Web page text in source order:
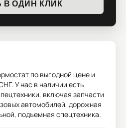
В ОДИН КЛИК
по выгодной цене и
У нас в наличии есть
включая запчасти
автомобилей, дорожная
подъемная спецтехника.